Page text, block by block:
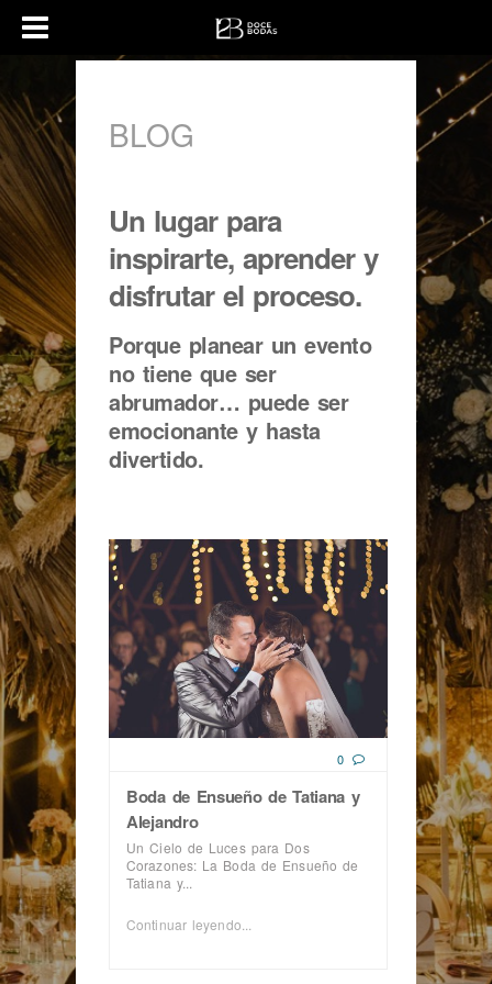
BLOG
Un lugar para
inspirarte, aprender y
disfrutar el proceso.
Porque planear un evento
no tiene que ser
abrumador… puede ser
emocionante y hasta
divertido.
0
Boda de Ensueño de Tatiana y
Alejandro
Un Cielo de Luces para Dos
Corazones: La Boda de Ensueño de
Tatiana y...
Continuar leyendo...